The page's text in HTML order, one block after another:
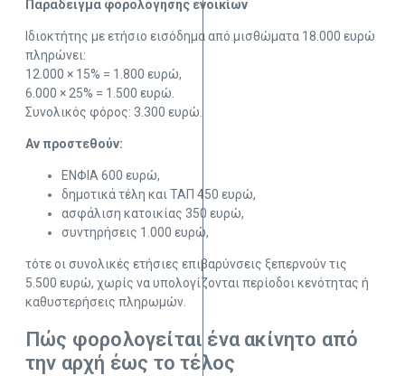
Παράδειγμα φορολόγησης ενοικίων
Ιδιοκτήτης με ετήσιο εισόδημα από μισθώματα 18.000 ευρώ
πληρώνει:
12.000 × 15% = 1.800 ευρώ,
6.000 × 25% = 1.500 ευρώ.
Συνολικός φόρος: 3.300 ευρώ.
Αν προστεθούν:
ΕΝΦΙΑ 600 ευρώ,
δημοτικά τέλη και ΤΑΠ 450 ευρώ,
ασφάλιση κατοικίας 350 ευρώ,
συντηρήσεις 1.000 ευρώ,
τότε οι συνολικές ετήσιες επιβαρύνσεις ξεπερνούν τις
5.500 ευρώ, χωρίς να υπολογίζονται περίοδοι κενότητας ή
καθυστερήσεις πληρωμών.
Πώς φορολογείται ένα ακίνητο από
την αρχή έως το τέλος